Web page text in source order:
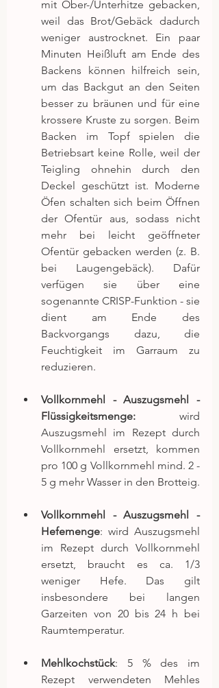
mit Ober-/Unterhitze gebacken,
weil das Brot/Gebäck dadurch
weniger austrocknet. Ein paar
Minuten Heißluft am Ende des
Backens können hilfreich sein,
um das Backgut an den Seiten
besser zu bräunen und für eine
krossere Kruste zu sorgen. Beim
Backen im Topf spielen die
Betriebsart keine Rolle, weil der
Teigling ohnehin durch den
Deckel geschützt ist. Moderne
Öfen schalten sich beim Öffnen
der Ofentür aus, sodass nicht
mehr bei leicht geöffneter
Ofentür gebacken werden (z. B.
bei Laugengebäck). Dafür
verfügen sie über eine
sogenannte CRISP-Funktion - sie
dient am Ende des
Backvorgangs dazu, die
Feuchtigkeit im Garraum zu
reduzieren.
Vollkornmehl - Auszugsmehl -
Flüssigkeitsmenge: wird
Auszugsmehl im Rezept durch
Vollkornmehl ersetzt, kommen
pro 100 g Vollkornmehl mind. 2 -
5 g mehr Wasser in den Brotteig.
Vollkornmehl - Auszugsmehl -
Hefemenge: wird Auszugsmehl
im Rezept durch Vollkornmehl
ersetzt, braucht es ca. 1/3
weniger Hefe. Das gilt
insbesondere bei langen
Garzeiten von 20 bis 24 h bei
Raumtemperatur.
Mehlkochstück: 5 % des im
Rezept verwendeten Mehles